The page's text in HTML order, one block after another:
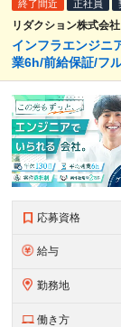
終了間近 正社員
リダクション株式会社
インフラエンジニ
業6h/前給保証/フ
応募資格
給与
勤務地
働き方